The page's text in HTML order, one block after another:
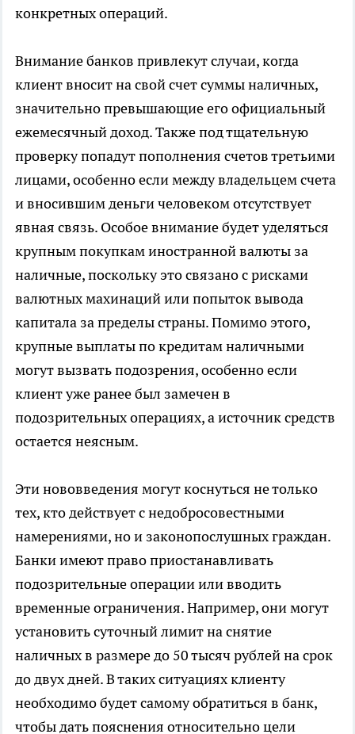
конкретных операций.
Внимание банков привлекут случаи, когда
клиент вносит на свой счет суммы наличных,
значительно превышающие его официальный
ежемесячный доход. Также под тщательную
проверку попадут пополнения счетов третьими
лицами, особенно если между владельцем счета
и вносившим деньги человеком отсутствует
явная связь. Особое внимание будет уделяться
крупным покупкам иностранной валюты за
наличные, поскольку это связано с рисками
валютных махинаций или попыток вывода
капитала за пределы страны. Помимо этого,
крупные выплаты по кредитам наличными
могут вызвать подозрения, особенно если
клиент уже ранее был замечен в
подозрительных операциях, а источник средств
остается неясным.
Эти нововведения могут коснуться не только
тех, кто действует с недобросовестными
намерениями, но и законопослушных граждан.
Банки имеют право приостанавливать
подозрительные операции или вводить
временные ограничения. Например, они могут
установить суточный лимит на снятие
наличных в размере до 50 тысяч рублей на срок
до двух дней. В таких ситуациях клиенту
необходимо будет самому обратиться в банк,
чтобы дать пояснения относительно цели